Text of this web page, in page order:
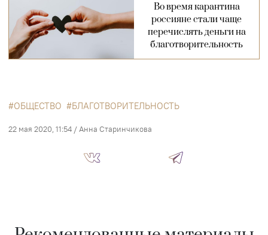
Во время карантина
россияне стали чаще
перечислять деньги на
благотворительность
ОБЩЕСТВО БЛАГОТВОРИТЕЛЬНОСТЬ
22 мая 2020, 11:54 / Анна Старинчикова